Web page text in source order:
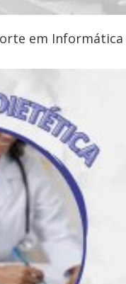
em Informática